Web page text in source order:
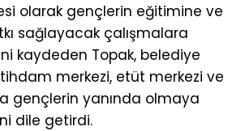
olarak gençlerin eğitimine ve
sağlayacak çalışmalara
kaydeden Topak, belediye
merkezi, etüt merkezi ve
gençlerin yanında olmaya
dile getirdi.